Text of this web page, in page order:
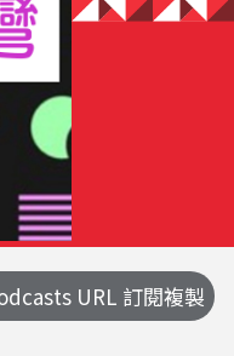
URL 訂閱複製